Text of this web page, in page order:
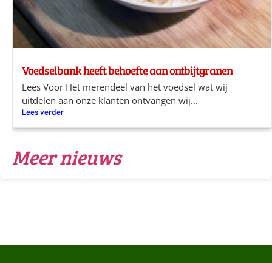
Voedselbank heeft behoefte aan ontbijtgranen
Lees Voor Het merendeel van het voedsel wat wij
uitdelen aan onze klanten ontvangen wij...
Lees verder
Meer nieuws